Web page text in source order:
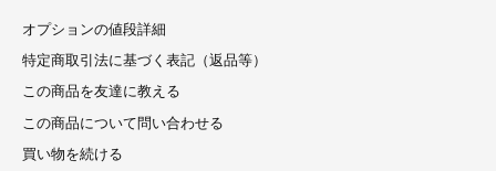
オプションの値段詳細
特定商取引法に基づく表記（返品等）
この商品を友達に教える
この商品について問い合わせる
買い物を続ける